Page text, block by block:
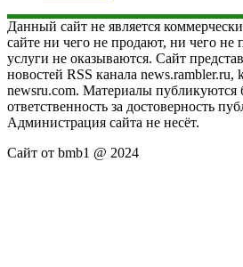
Данный сайт не является
сайте ни чего не продают, ни чего не
услуги не оказываются. Сайт
новостей RSS канала news.rambler.ru,
newsru.com. Материалы публикуются
ответственность за достоверность
Администрация сайта не несёт.
Сайт от bmb1 @ 2024